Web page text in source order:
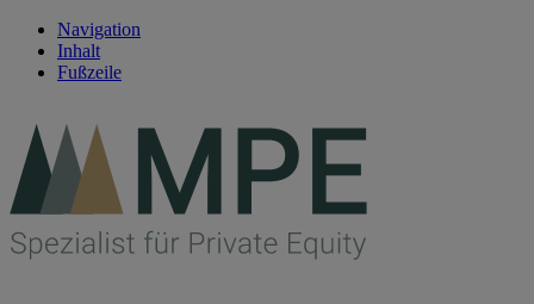
Navigation
Inhalt
Fußzeile